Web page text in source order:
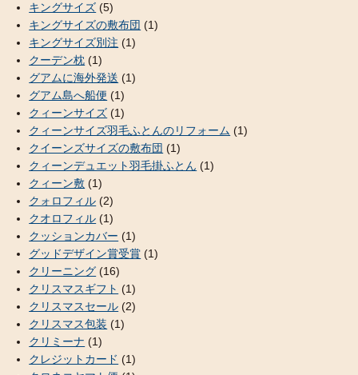
キングサイズ (5)
キングサイズの敷布団 (1)
キングサイズ別注 (1)
クーデン枕 (1)
グアムに海外発送 (1)
グアム島へ船便 (1)
クィーンサイズ (1)
クィーンサイズ羽毛ふとんのリフォーム (1)
クイーンズサイズの敷布団 (1)
クィーンデュエット羽毛掛ふとん (1)
クィーン敷 (1)
クォロフィル (2)
クオロフィル (1)
クッションカバー (1)
グッドデザイン賞受賞 (1)
クリーニング (16)
クリスマスギフト (1)
クリスマスセール (2)
クリスマス包装 (1)
クリミーナ (1)
クレジットカード (1)